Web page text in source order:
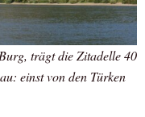
trägt die Zitadelle 40
einst von den Türken